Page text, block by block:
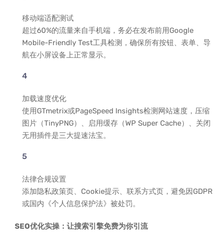
移动端适配测试
超过60%的流量来自手机端，务必在发布前用Google
Mobile-Friendly Test工具检测，确保所有按钮、表单、导
航在小屏设备上正常显示。
加载速度优化
使用GTmetrix或PageSpeed Insights检测网站速度，压缩
图片（TinyPNG）、启用缓存（WP Super Cache）、关闭
无用插件是三大提速法宝。
法律合规设置
添加隐私政策页、Cookie提示、联系方式页，避免因GDPR
或国内《个人信息保护法》被处罚。
SEO优化实操：让搜索引擎免费为你引流